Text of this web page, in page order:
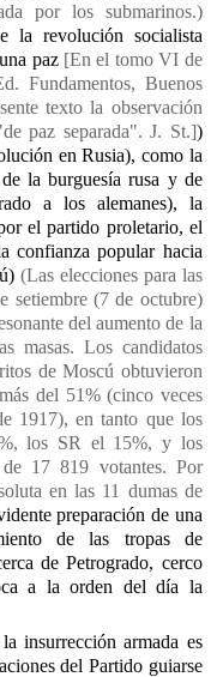
por los submarinos.)
la revolución socialista
paz [En el tomo VI de
Fundamentos, Buenos
texto la observación
paz separada". J. St.])
en Rusia), como la
la burguesía rusa y de
a los alemanes), la
el partido proletario, el
confianza popular hacia
(Las elecciones para las
setiembre (7 de octubre)
del aumento de la
masas. Los candidatos
de Moscú obtuvieron
del 51% (cinco veces
1917), en tanto que los
los SR el 15%, y los
17 819 votantes. Por
en las 11 dumas de
preparación de una
de las tropas de
de Petrogrado, cerco
a la orden del día la
insurrección armada es
del Partido guiarse